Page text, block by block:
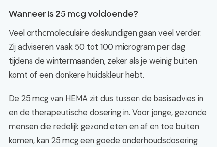
Wanneer is 25 mcg voldoende?
Veel orthomoleculaire deskundigen gaan veel verder.
Zij adviseren vaak 50 tot 100 microgram per dag
tijdens de wintermaanden, zeker als je weinig buiten
komt of een donkere huidskleur hebt.
De 25 mcg van HEMA zit dus tussen de basisadvies in
en de therapeutische dosering in. Voor jonge, gezonde
mensen die redelijk gezond eten en af en toe buiten
komen, kan 25 mcg een goede onderhoudsdosering